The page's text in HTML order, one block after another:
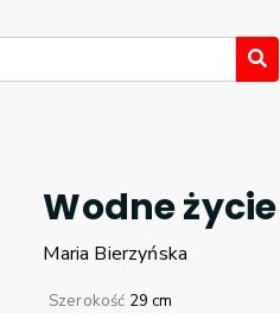
Wodne życie
Maria Bierzyńska
Szerokość 29 cm